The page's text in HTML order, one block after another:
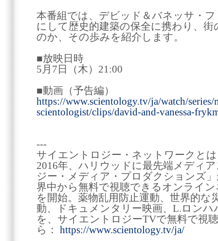
本番組では、デビッド＆バネッサ・
にして歴史的建築の保全に携わり、
のか、その歩みを紹介します。
■放映日時
5月7日（木）21:00
■動画（予告編）
https://www.scientology.tv/ja/watch/series/
scientologist/clips/david-and-vanessa-
---
サイエントロジー・ネットワークと
2016年、ハリウッドに最先端メディ
ジー・メディア・プロダクションズ
界中から無料で視聴できるオンライ
を開始。薬物乱用防止運動、世界的な
動、ドキュメンタリー映画、L.ロン
を、サイエントロジーTVで無料で視
ら： https://www.scientology.tv/ja/